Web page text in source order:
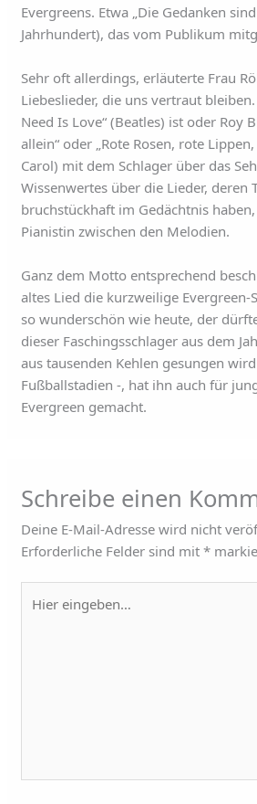
Evergreens. Etwa „Die Gedanken
Jahrhundert), das vom Publikum
Sehr oft allerdings, erläuterte Frau
Liebeslieder, die uns vertraut bleiben.
Need Is Love“ (Beatles) ist oder Roy
allein“ oder „Rote Rosen, rote
Carol) mit dem Schlager über das
Wissenwertes über die Lieder, deren
bruchstückhaft im Gedächtnis
Pianistin zwischen den Melodien.
Ganz dem Motto entsprechend
altes Lied die kurzweilige Evergreen-
so wunderschön wie heute, der
dieser Faschingsschlager aus dem
aus tausenden Kehlen gesungen
Fußballstadien -, hat ihn auch für
Evergreen gemacht.
Schreibe einen
Deine E-Mail-Adresse wird nicht
Erforderliche Felder sind mit*
eingeben…